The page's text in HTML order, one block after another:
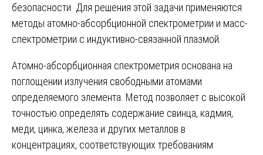
безопасности. Для решения этой задачи применяются
методы атомно-абсорбционной спектрометрии и масс-
спектрометрии с индуктивно-связанной плазмой.
Атомно-абсорбционная спектрометрия основана на
поглощении излучения свободными атомами
определяемого элемента. Метод позволяет с высокой
точностью определять содержание свинца, кадмия,
меди, цинка, железа и других металлов в
концентрациях, соответствующих требованиям